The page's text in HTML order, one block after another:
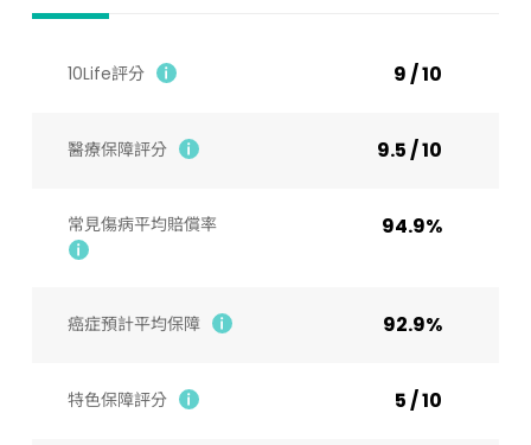
10Life評分 9 / 10
醫療保障評分 9.5 / 10
常見傷病平均賠償率 94.9%
癌症預計平均保障 92.9%
特色保障評分 5 / 10